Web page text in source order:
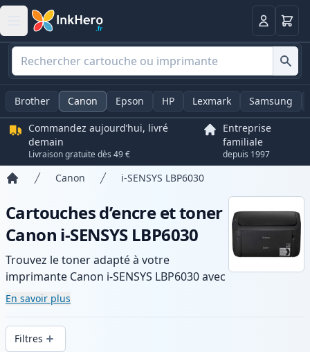
Panier
Brother Canon Epson HP Lexmark Samsung
Commandez aujourd’hui, livré
demain
Livraison gratuite dès 49 €
Entreprise
familiale
depuis 1997
Canon i-SENSYS LBP6030
Cartouches d’encre et toner
Canon i-SENSYS LBP6030
Trouvez le toner adapté à votre
imprimante Canon i-SENSYS LBP6030 avec
notre gamme de cartouches compatibles
et haute capacité. Profitez d’une qualité
d’impression constante et d’une livraison
rapide depuis un stock local en .
En savoir plus
Filtres